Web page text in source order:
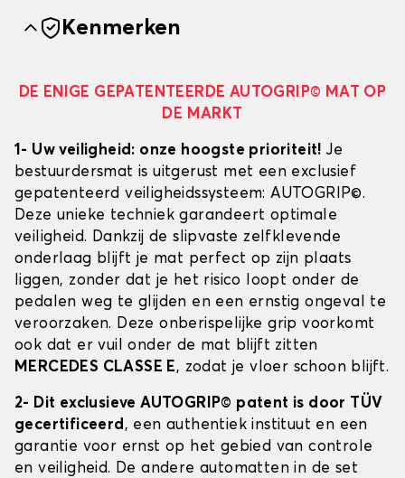
Kenmerken
DE ENIGE GEPATENTEERDE AUTOGRIP© MAT OP
DE MARKT
1- Uw veiligheid: onze hoogste prioriteit!Je
bestuurdersmat is uitgerust met een exclusief
gepatenteerd veiligheidssysteem: AUTOGRIP©.
Deze unieke techniek garandeert optimale
veiligheid. Dankzij de slipvaste zelfklevende
onderlaag blijft je mat perfect op zijn plaats
liggen, zonder dat je het risico loopt onder de
pedalen weg te glijden en een ernstig ongeval te
veroorzaken. Deze onberispelijke grip voorkomt
ook dat er vuil onder de mat blijft zitten
MERCEDES CLASSE E, zodat je vloer schoon blijft.
2- Dit exclusieve AUTOGRIP© patent is door TÜV
gecertificeerd, een authentiek instituut en een
garantie voor ernst op het gebied van controle
en veiligheid. De andere automatten in de set